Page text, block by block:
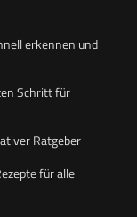
erkennen und
Schritt für
Ratgeber
für alle